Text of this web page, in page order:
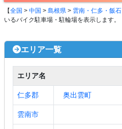
【全国 > 中国 > 島根県 > 雲南・仁多・飯石
いるバイク駐車場・駐輪場を表示します。
エリア一覧
エリア名
仁多郡 奥出雲町
雲南市